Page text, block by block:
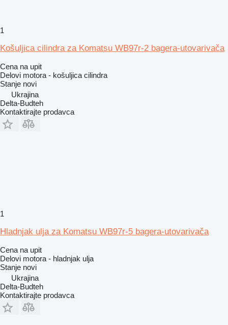
1
Košuljica cilindra za Komatsu WB97r-2 bagera-utovarivača
Cena na upit
Delovi motora - košuljica cilindra
Stanje novi
Ukrajina
Delta-Budteh
Kontaktirajte prodavca
1
Hladnjak ulja za Komatsu WB97r-5 bagera-utovarivača
Cena na upit
Delovi motora - hladnjak ulja
Stanje novi
Ukrajina
Delta-Budteh
Kontaktirajte prodavca